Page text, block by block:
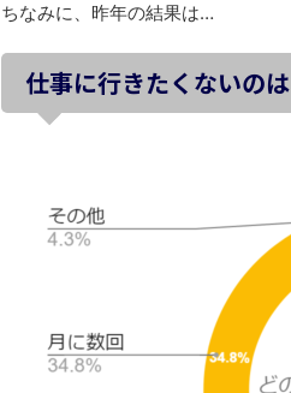
ちなみに、昨年の結果は…
仕事に行きたくないのは